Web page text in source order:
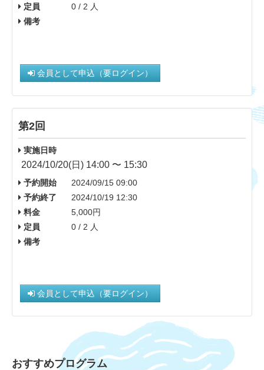
定員
0 / 2 人
備考
会員として申込（要ログイン）
第2回
実施日時
2024/10/20(日) 14:00 〜 15:30
予約開始
2024/09/15 09:00
予約終了
2024/10/19 12:30
料金
5,000円
定員
0 / 2 人
備考
会員として申込（要ログイン）
おすすめプログラム